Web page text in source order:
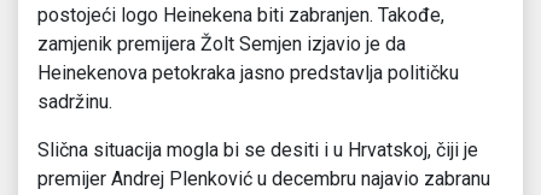
postojeći logo Heinekena biti zabranjen. Takođe,
zamjenik premijera Žolt Semjen izjavio je da
Heinekenova petokraka jasno predstavlja političku
sadržinu.
Slična situacija mogla bi se desiti i u Hrvatskoj, čiji je
premijer Andrej Plenković u decembru najavio zabranu